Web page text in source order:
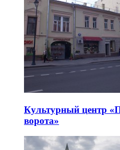
Культурный центр
ворота»